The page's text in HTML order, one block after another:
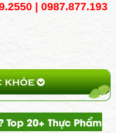
| 0987.877.193
KHỎE
20+ Thực Phẩm